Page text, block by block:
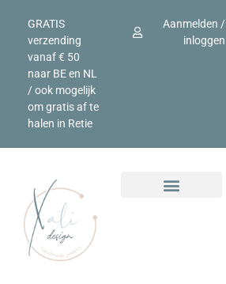
GRATIS
verzending
vanaf € 50
naar BE en NL
/ ook mogelijk
om gratis af te
halen in Retie
Aanmelden /
inloggen